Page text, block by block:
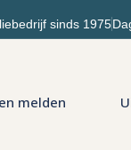
sinds 1975
melden